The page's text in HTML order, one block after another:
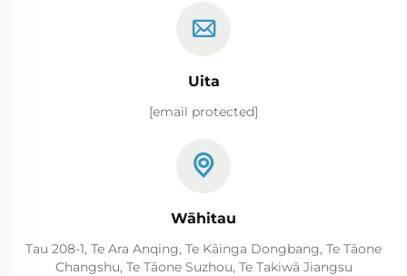
Uita
[email protected]
Wāhitau
Tau 208-1, Te Ara Anqing, Te Kāinga Dongbang, Te Tāone
Changshu, Te Tāone Suzhou, Te Takiwā Jiangsu